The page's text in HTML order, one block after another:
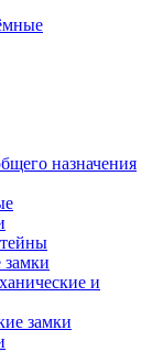
назначения
и
замки